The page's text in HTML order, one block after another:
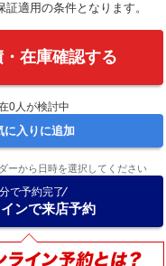
証適用の条件となります。
在庫確認する
0人が検討中
に入りに追加
ーから日時を選択してください
で予約完了
ンで来店予約